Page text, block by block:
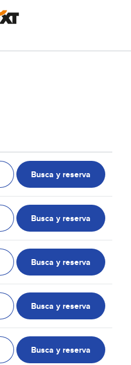
Busca y reserva
Busca y reserva
Busca y reserva
Busca y reserva
Busca y reserva